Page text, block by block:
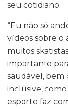
seu cotidiano.
“Eu não só
vídeos sobre o
muitos
importante
saudável, bem
inclusive,
esporte faz